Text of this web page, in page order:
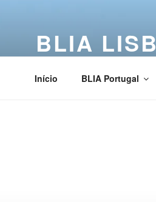
BLIA
Início BLIA Portugal